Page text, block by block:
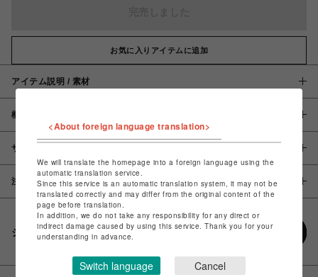
お気に入りアイテムに追加
アイテム説明 / 素材
概要
サイズ
注意事項
シェアする
<About foreign language translation>
We will translate the homepage into a foreign language using the
automatic translation service.
Since this service is an automatic translation system, it may not be
translated correctly and may differ from the original content of the
page before translation.
In addition, we do not take any responsibility for any direct or
indirect damage caused by using this service. Thank you for your
understanding in advance.
Switch language Cancel